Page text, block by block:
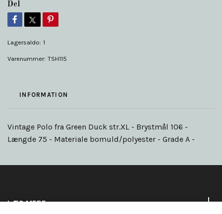
Del
Lagersaldo: 1
Varenummer: TSH115
INFORMATION
Vintage Polo fra Green Duck str.XL - Brystmål 106 -
Længde 75 - Materiale bomuld/polyester - Grade A -
LÆS MERE